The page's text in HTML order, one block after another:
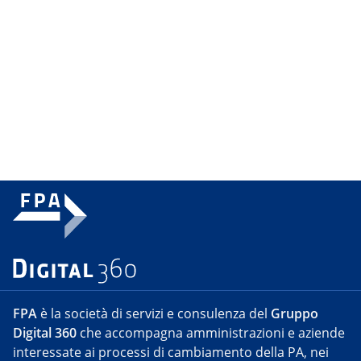
FPA è la società di servizi e consulenza del Gruppo
Digital 360 che accompagna amministrazioni e aziende
interessate ai processi di cambiamento della PA, nei